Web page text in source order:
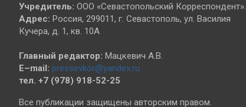
Учредитель: ООО «Севастопольский Корреспондент».
Адрес: Россия, 299011, г. Севастополь, ул. Василия
Кучера, д. 1, кв. 10А
Главный редактор: Мацкевич А.В.
E–mail: pressevkor@yandex.ru
тел. +7 (978) 918-52-25
Все публикации защищены авторским правом.